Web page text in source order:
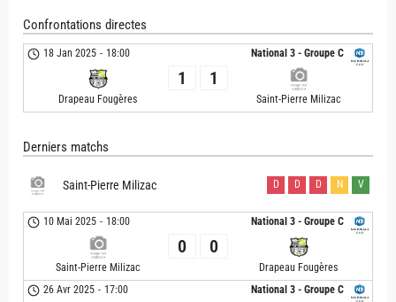
Confrontations directes
National 3 - Groupe C
18 Jan 2025 - 18:00
Drapeau Fougères
1 1
Saint-Pierre Milizac
Derniers matchs
Saint-Pierre Milizac D D D N V
National 3 - Groupe C
10 Mai 2025 - 18:00
Saint-Pierre Milizac
0 0
Drapeau Fougères
National 3 - Groupe C
26 Avr 2025 - 17:00